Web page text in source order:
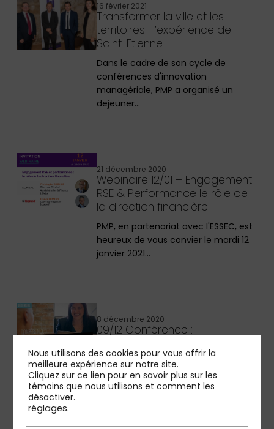
16 février 2021
Transformer la ville et les
territoires : l’expérience de
Saint-Etienne
Dans le cadre de son cycle de
conférences d'innovation
managériale, PMP a organisé un
dejeuner…
21 décembre 2020
Webinaire 12/01 – Engagement
RSE & Performance le rôle de
la direction financière
PMP, en partenariat avec l'ESSEC, est
heureux de vous convier le mardi 12
janvier 2021…
8 décembre 2020
09/12 Conférence :
Insurance : quels enjeux et
quels impacts pour les
assureurs ?
Nous utilisons des cookies pour vous offrir la
meilleure expérience sur notre site.
Cliquez sur ce lien pour en savoir plus sur les
témoins que nous utilisons et comment les
désactiver.
réglages.